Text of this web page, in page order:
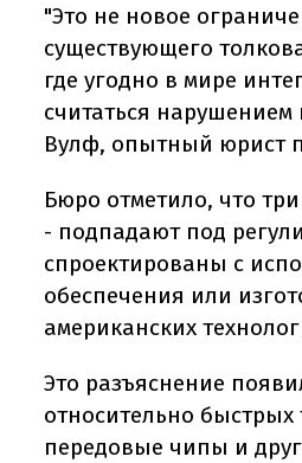
"Это не новое
существующего
где угодно в мире
считаться
Вулф, опытный юрист
Бюро отметило, что
- подпадают под
спроектированы с
обеспечения или
американских
Это разъяснение
относительно
передовые чипы и